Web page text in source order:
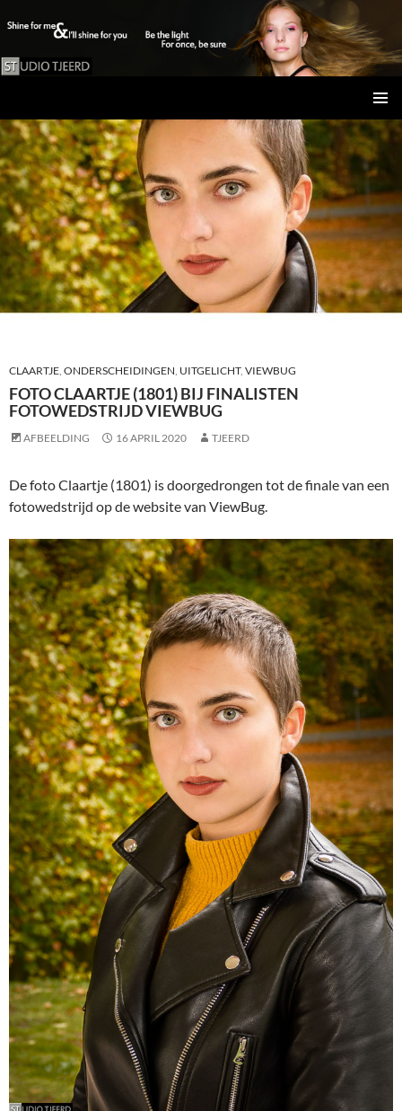
MENU
NAAR
DE
INHOUD
CLAARTJE, ONDERSCHEIDINGEN, UITGELICHT, VIEWBUG
FOTO CLAARTJE (1801) BIJ FINALISTEN
FOTOWEDSTRIJD VIEWBUG
AFBEELDING 16 APRIL 2020 TJEERD
De foto Claartje (1801) is doorgedrongen tot de finale van een
fotowedstrijd op de website van ViewBug.